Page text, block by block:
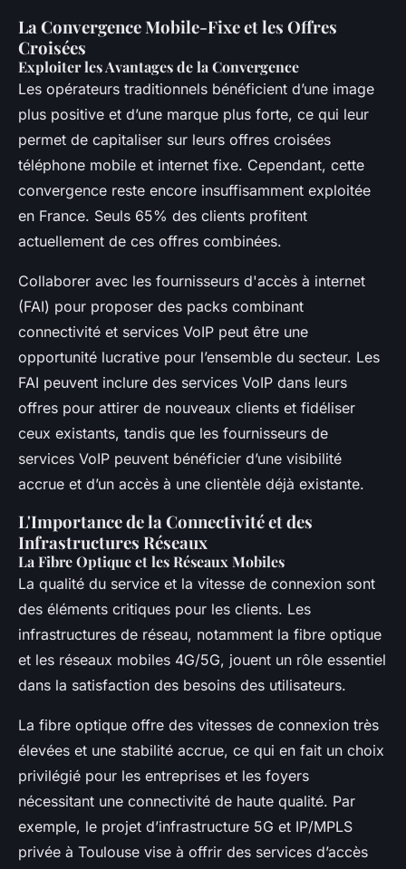
La Convergence Mobile-Fixe et les Offres
Croisées
Exploiter les Avantages de la Convergence
Les opérateurs traditionnels bénéficient d’une image
plus positive et d’une marque plus forte, ce qui leur
permet de capitaliser sur leurs offres croisées
téléphone mobile et internet fixe. Cependant, cette
convergence reste encore insuffisamment exploitée
en France. Seuls 65% des clients profitent
actuellement de ces offres combinées.
Collaborer avec les fournisseurs d'accès à internet
(FAI) pour proposer des packs combinant
connectivité et services VoIP peut être une
opportunité lucrative pour l’ensemble du secteur. Les
FAI peuvent inclure des services VoIP dans leurs
offres pour attirer de nouveaux clients et fidéliser
ceux existants, tandis que les fournisseurs de
services VoIP peuvent bénéficier d’une visibilité
accrue et d’un accès à une clientèle déjà existante.
L'Importance de la Connectivité et des
Infrastructures Réseaux
La Fibre Optique et les Réseaux Mobiles
La qualité du service et la vitesse de connexion sont
des éléments critiques pour les clients. Les
infrastructures de réseau, notamment la fibre optique
et les réseaux mobiles 4G/5G, jouent un rôle essentiel
dans la satisfaction des besoins des utilisateurs.
La fibre optique offre des vitesses de connexion très
élevées et une stabilité accrue, ce qui en fait un choix
privilégié pour les entreprises et les foyers
nécessitant une connectivité de haute qualité. Par
exemple, le projet d’infrastructure 5G et IP/MPLS
privée à Toulouse vise à offrir des services d’accès